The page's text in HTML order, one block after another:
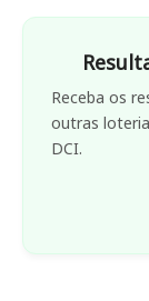
Receba os
outras
DCI.